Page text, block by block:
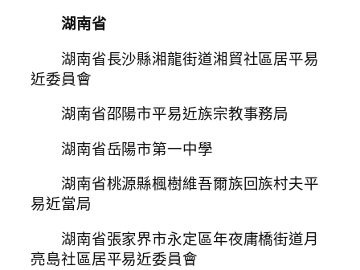
湖南省
湖南省長沙縣湘龍街道湘貿社區居平易
近委員會
湖南省邵陽市平易近族宗教事務局
湖南省岳陽市第一中學
湖南省桃源縣楓樹維吾爾族回族村夫平
易近當局
湖南省張家界市永定區年夜庸橋街道月
亮島社區居平易近委員會